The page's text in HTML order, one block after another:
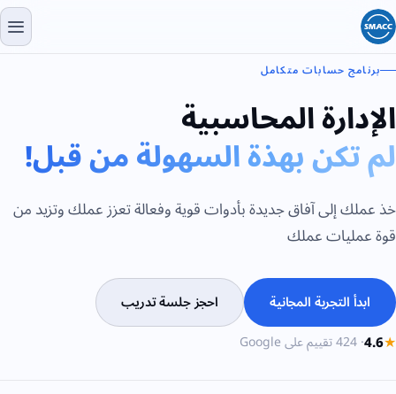
برنامج حسابات متكامل
الإدارة المحاسبية
لم تكن بهذة السهولة من قبل!
خذ عملك إلى آفاق جديدة بأدوات قوية وفعالة تعزز عملك وتزيد من
قوة عمليات عملك
ابدأ التجربة المجانية احجز جلسة تدريب
★
4.6
·
424تقييم على Google